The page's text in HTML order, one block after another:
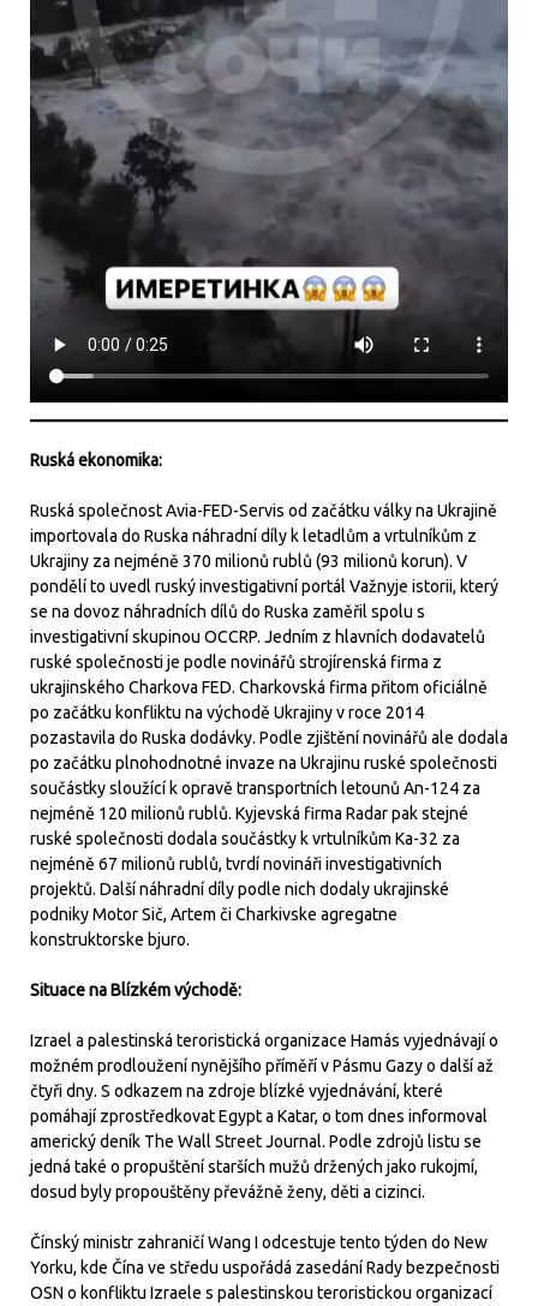
Ruská ekonomika:
Ruská společnost Avia-FED-Servis od začátku války na Ukrajině
importovala do Ruska náhradní díly k letadlům a vrtulníkům z
Ukrajiny za nejméně 370 milionů rublů (93 milionů korun). V
pondělí to uvedl ruský investigativní portál Važnyje istorii, který
se na dovoz náhradních dílů do Ruska zaměřil spolu s
investigativní skupinou OCCRP. Jedním z hlavních dodavatelů
ruské společnosti je podle novinářů strojírenská firma z
ukrajinského Charkova FED. Charkovská firma přitom oficiálně
po začátku konfliktu na východě Ukrajiny v roce 2014
pozastavila do Ruska dodávky. Podle zjištění novinářů ale dodala
po začátku plnohodnotné invaze na Ukrajinu ruské společnosti
součástky sloužící k opravě transportních letounů An-124 za
nejméně 120 milionů rublů. Kyjevská firma Radar pak stejné
ruské společnosti dodala součástky k vrtulníkům Ka-32 za
nejméně 67 milionů rublů, tvrdí novináři investigativních
projektů. Další náhradní díly podle nich dodaly ukrajinské
podniky Motor Sič, Artem či Charkivske agregatne
konstruktorske bjuro.
Situace na Blízkém východě:
Izrael a palestinská teroristická organizace Hamás vyjednávají o
možném prodloužení nynějšího příměří v Pásmu Gazy o další až
čtyři dny. S odkazem na zdroje blízké vyjednávání, které
pomáhají zprostředkovat Egypt a Katar, o tom dnes informoval
americký deník The Wall Street Journal. Podle zdrojů listu se
jedná také o propuštění starších mužů držených jako rukojmí,
dosud byly propouštěny převážně ženy, děti a cizinci.
Čínský ministr zahraničí Wang I odcestuje tento týden do New
Yorku, kde Čína ve středu uspořádá zasedání Rady bezpečnosti
OSN o konfliktu Izraele s palestinskou teroristickou organizací